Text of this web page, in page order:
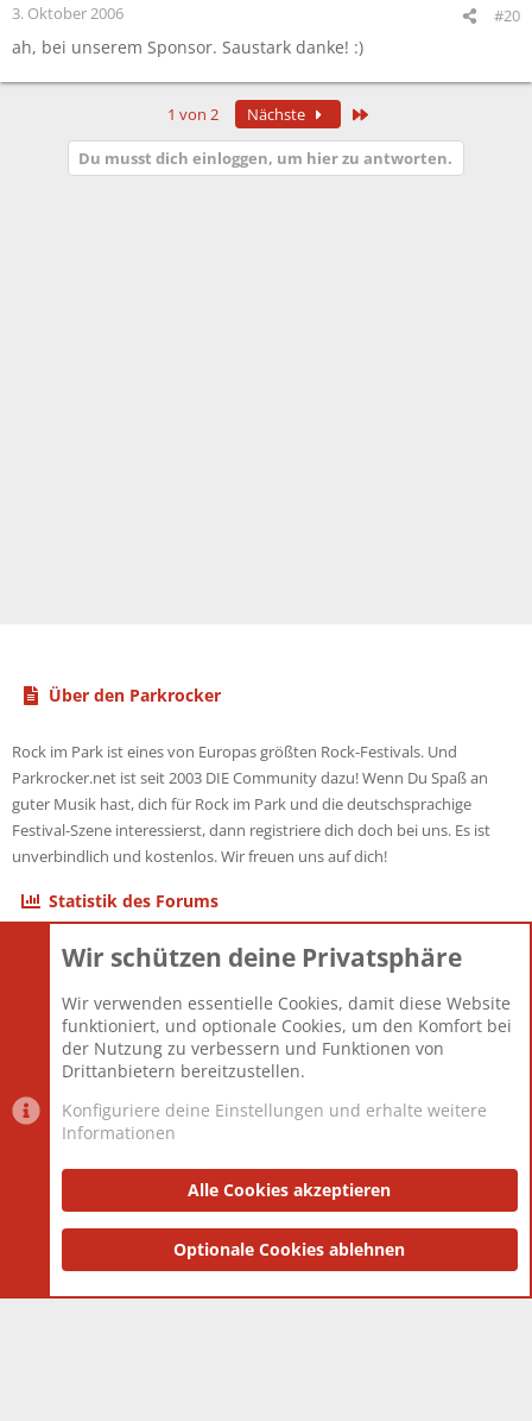
3. Oktober 2006 #20
ah, bei unserem Sponsor. Saustark danke! :)
1 von 2 Nächste
Du musst dich einloggen, um hier zu antworten.
Über den Parkrocker
Rock im Park ist eines von Europas größten Rock-Festivals. Und
Parkrocker.net ist seit 2003 DIE Community dazu! Wenn Du Spaß an
guter Musik hast, dich für Rock im Park und die deutschsprachige
Festival-Szene interessierst, dann registriere dich doch bei uns. Es ist
unverbindlich und kostenlos. Wir freuen uns auf dich!
Statistik des Forums
Themen
Mitglieder
12.425
Neuestes Mitglied
Toddster85
Datenschutzerklärung Impressum
Community platform by XenForo® © 2010-2025 XenForo Ltd.
and add-ons by ThemeHouse
Wir schützen deine Privatsphäre
Wir verwenden essentielle Cookies, damit diese Website
funktioniert, und optionale Cookies, um den Komfort bei
der Nutzung zu verbessern und Funktionen von
Drittanbietern bereitzustellen.
Konfiguriere deine Einstellungen und erhalte weitere
Informationen
Alle Cookies akzeptieren
Optionale Cookies ablehnen